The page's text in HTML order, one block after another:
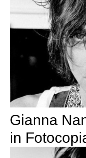
Gianna
in